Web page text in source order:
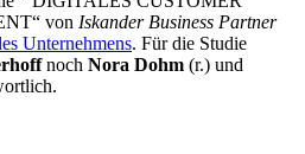
von Iskander Business Partner
Unternehmens. Für die Studie
noch Nora Dohm (r.) und